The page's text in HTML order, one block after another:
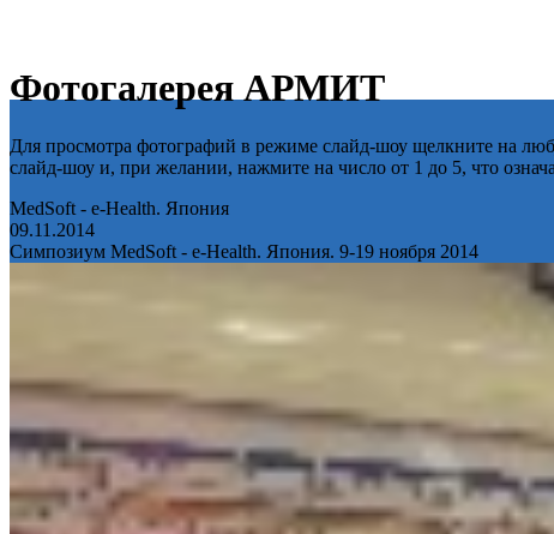
Фотогалерея АРМИТ
Для просмотра фотографий в режиме слайд-шоу щелкните на
слайд-шоу и, при желании, нажмите на число от 1 до 5, что
MedSoft - e-Health. Япония
09.11.2014
Симпозиум MedSoft - e-Health. Япония. 9-19 ноября 2014